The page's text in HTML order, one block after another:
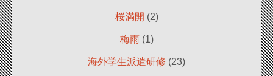
桜満開 (2)
梅雨(1)
海外学生派遣研修 (23)